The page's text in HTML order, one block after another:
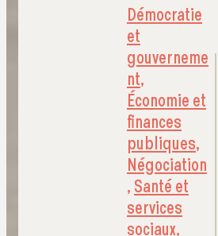
Démocratie
et
gouverneme
nt,
Économie et
finances
publiques,
Négociation
,Santé et
services
sociaux,